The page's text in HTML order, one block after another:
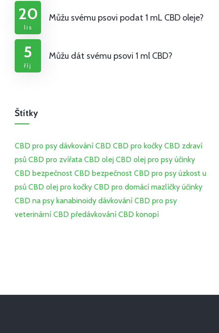
20
lis
Můžu svému psovi podat 1 mL CBD oleje?
5
říj
Můžu dát svému psovi 1 ml CBD?
Štítky
CBD pro psy dávkování CBD CBD pro kočky CBD zdraví
psů CBD pro zvířata CBD olej CBD olej pro psy účinky
CBD bezpečnost CBD bezpečnost CBD pro psy úzkost u
psů CBD olej pro kočky CBD pro domácí mazlíčky účinky
CBD na psy kanabinoidy dávkování CBD pro psy
veterinární CBD předávkování CBD konopí